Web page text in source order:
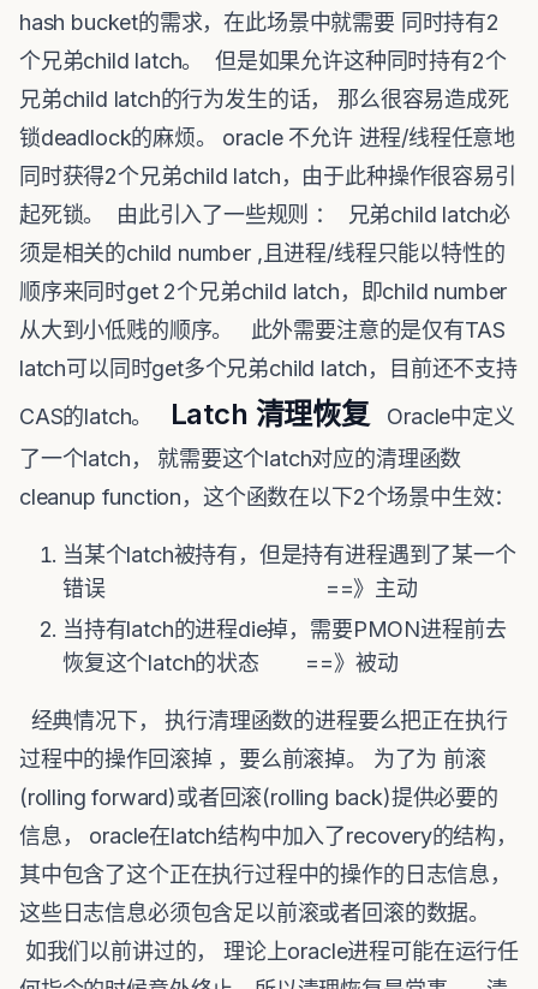
hash bucket的需求，在此场景中就需要 同时持有2
个兄弟child latch。 但是如果允许这种同时持有2个
兄弟child latch的行为发生的话， 那么很容易造成死
锁deadlock的麻烦。 oracle 不允许 进程/线程任意地
同时获得2个兄弟child latch，由于此种操作很容易引
起死锁。 由此引入了一些规则 ： 兄弟child latch必
须是相关的child number ,且进程/线程只能以特性的
顺序来同时get 2个兄弟child latch，即child number
从大到小低贱的顺序。 此外需要注意的是仅有TAS
latch可以同时get多个兄弟child latch，目前还不支持
CAS的latch。
Latch 清理恢复 Oracle中定义
了一个latch， 就需要这个latch对应的清理函数
cleanup function，这个函数在以下2个场景中生效：
当某个latch被持有，但是持有进程遇到了某一个
错误 ==》主动
当持有latch的进程die掉，需要PMON进程前去
恢复这个latch的状态 ==》被动
经典情况下， 执行清理函数的进程要么把正在执行
过程中的操作回滚掉 ，要么前滚掉。 为了为 前滚
(rolling forward)或者回滚(rolling back)提供必要的
信息， oracle在latch结构中加入了recovery的结构，
其中包含了这个正在执行过程中的操作的日志信息，
这些日志信息必须包含足以前滚或者回滚的数据。
如我们以前讲过的， 理论上oracle进程可能在运行任